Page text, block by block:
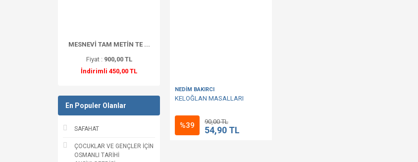
MESNEVİ TAM METİN TE ...
Fiyat : 900,00 TL
İndirimli 450,00 TL
En Populer Olanlar
SAFAHAT
ÇOCUKLAR VE GENÇLER İÇİN
OSMANLI TARİHİ
NEDİM BAKIRCI
KELOĞLAN MASALLARI
%39 90,00 TL
54,90 TL